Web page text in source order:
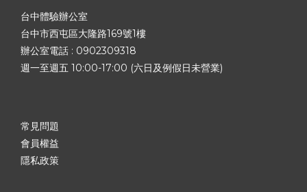
台中體驗辦公室
台中市西屯區大隆路169號1樓
辦公室電話 : 0902309318
週一至週五 10:00-17:00 (六日及例假日未營業)
常見問題
會員權益
隱私政策